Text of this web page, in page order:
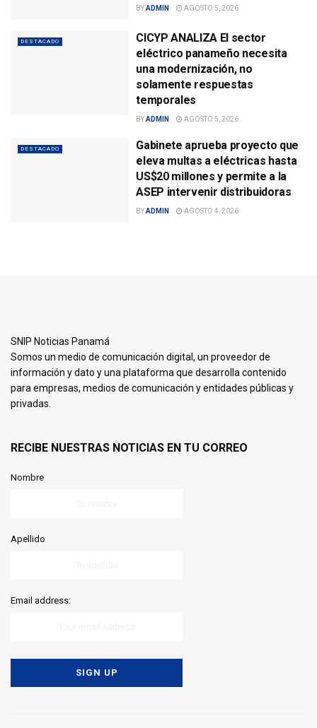
BYADMIN AGOSTO 5, 2026
DESTACADO
CICYP ANALIZA El sector
eléctrico panameño necesita
una modernización, no
solamente respuestas
temporales
BYADMIN AGOSTO 5, 2026
DESTACADO
Gabinete aprueba proyecto que
eleva multas a eléctricas hasta
US$20 millones y permite a la
ASEP intervenir distribuidoras
BYADMIN AGOSTO 4, 2026
SNIP Noticias Panamá
para empresas, medios de comunicación y entidades públicas y
Nombre
Apellido